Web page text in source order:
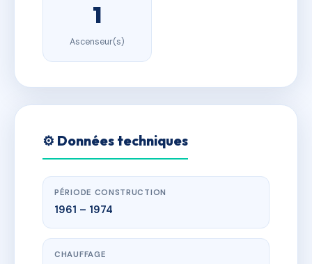
1
Ascenseur(s)
⚙️ Données techniques
PÉRIODE CONSTRUCTION
1961 – 1974
CHAUFFAGE